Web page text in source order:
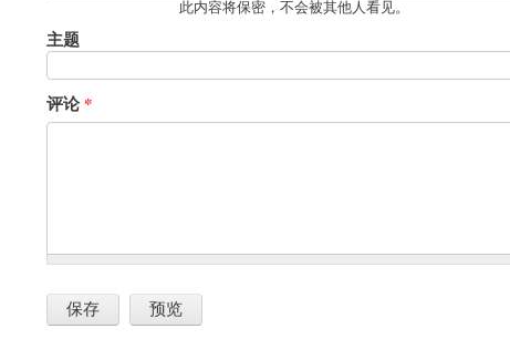
此内容将保密，不会被其他人看见。
主题
评论*